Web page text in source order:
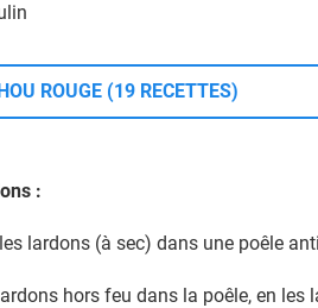
ROUGE (19 RECETTES)
:
lardons (à sec) dans une poêle
hors feu dans la poêle, en les